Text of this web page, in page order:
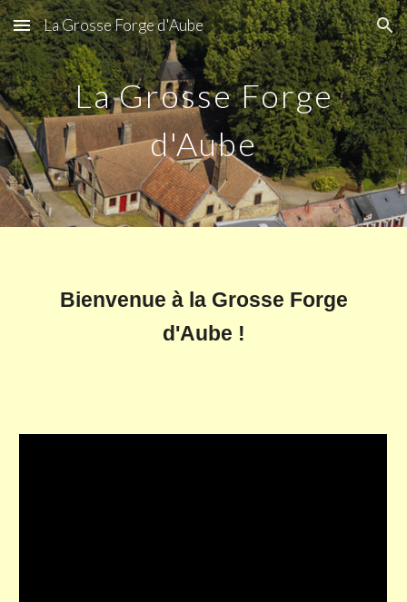
Skip to main content Skip to navigation
La Grosse Forge d'Aube
La Grosse Forge
d'Aube
Bienvenue à la Grosse Forge
d'Aube !